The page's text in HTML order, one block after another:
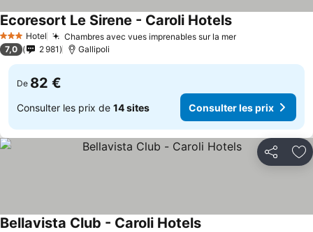
3 ÉtoilesHotel Chambres avec vues imprenables sur la mer
Ecoresort Le Sirene - Caroli Hotels
7,0 2 981 Gallipoli
De 82 €
Consulter les prix de 14 sites Consulter les prix
Partager
Bellavista Club - Caroli Hotels